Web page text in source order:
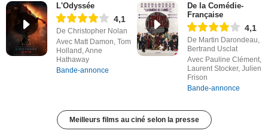
L'Odyssée
4,1
De Christopher Nolan
Avec Matt Damon, Tom
Holland, Anne
Hathaway
Bande-annonce
De la Comédie-
Française
4,1
De Martin Darondeau,
Bertrand Usclat
Avec Pauline Clément,
Laurent Stocker, Julien
Frison
Bande-annonce
Meilleurs films au ciné selon la presse